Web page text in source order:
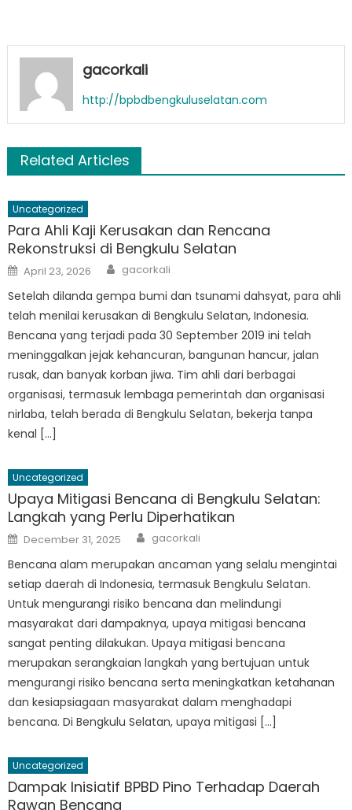
gacorkali
http://bpbdbengkuluselatan.com
Related Articles
Uncategorized
Para Ahli Kaji Kerusakan dan Rencana
Rekonstruksi di Bengkulu Selatan
Posted
on
April 23, 2026 Author
gacorkali
Setelah dilanda gempa bumi dan tsunami dahsyat, para ahli
telah menilai kerusakan di Bengkulu Selatan, Indonesia.
Bencana yang terjadi pada 30 September 2019 ini telah
meninggalkan jejak kehancuran, bangunan hancur, jalan
rusak, dan banyak korban jiwa. Tim ahli dari berbagai
organisasi, termasuk lembaga pemerintah dan organisasi
nirlaba, telah berada di Bengkulu Selatan, bekerja tanpa
kenal […]
Uncategorized
Upaya Mitigasi Bencana di Bengkulu Selatan:
Langkah yang Perlu Diperhatikan
Posted
on
December 31, 2025 Author
gacorkali
Bencana alam merupakan ancaman yang selalu mengintai
setiap daerah di Indonesia, termasuk Bengkulu Selatan.
Untuk mengurangi risiko bencana dan melindungi
masyarakat dari dampaknya, upaya mitigasi bencana
sangat penting dilakukan. Upaya mitigasi bencana
merupakan serangkaian langkah yang bertujuan untuk
mengurangi risiko bencana serta meningkatkan ketahanan
dan kesiapsiagaan masyarakat dalam menghadapi
bencana. Di Bengkulu Selatan, upaya mitigasi […]
Uncategorized
Dampak Inisiatif BPBD Pino Terhadap Daerah
Rawan Bencana